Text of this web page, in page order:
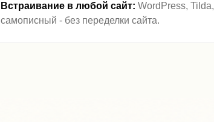
Встраивание в любой сайт: WordPress, Tilda,
самописный - без переделки сайта.